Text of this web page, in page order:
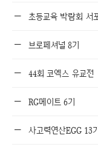
초등교육 박람회 서
브로페셔널 8기
44회 코엑스 유교전
RG메이트 6기
사고력연산EGG 13